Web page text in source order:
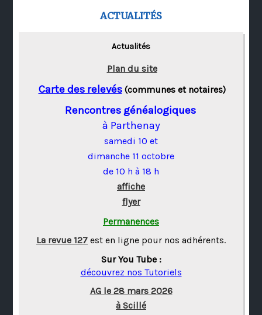
ACTUALITÉS
Actualités
Plan du site
Carte des relevés(communes et notaires)
Rencontres généalogiques
à Parthenay
samedi 10 et
dimanche 11 octobre
de 10 h à 18 h
affiche
flyer
Permanences
La revue 127 est en ligne pour nos adhérents.
Sur You Tube :
découvrez nos Tutoriels
AG le 28 mars 2026
à Scillé